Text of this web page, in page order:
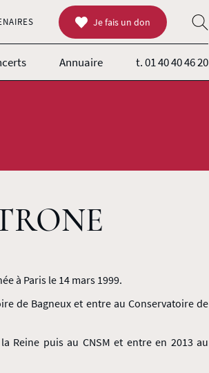
Annuaire t. 01 40 40 46 20
Je fais un don
à Paris le 14 mars 1999.
de Bagneux et entre au Conservatoire de
Reine puis au CNSM et entre en 2013 au